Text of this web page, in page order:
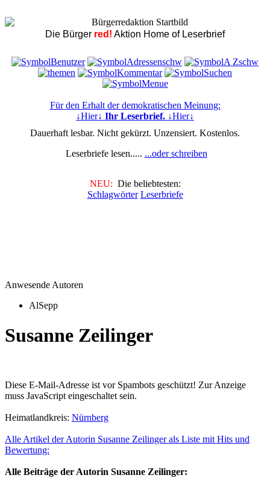
Die Bürger red! Aktion Home of Leserbrief
Für den Erhalt der demokratischen Meinung:
↓Hier↓ Ihr Leserbrief. ↓Hier↓
Dauerhaft lesbar. Nicht gekürzt. Unzensiert. Kostenlos.
Leserbriefe lesen..... ...oder schreiben
NEU: Die beliebtesten:
Schlagwörter Leserbriefe
Anwesende Autoren
AlSepp
Susanne Zeilinger
Diese E-Mail-Adresse ist vor Spambots geschützt! Zur Anzeige
muss JavaScript eingeschaltet sein.
Heimatlandkreis: Nürnberg
Alle Artikel der Autorin Susanne Zeilinger als Liste mit Hits und
Bewertung:
Alle Beiträge der Autorin Susanne Zeilinger: